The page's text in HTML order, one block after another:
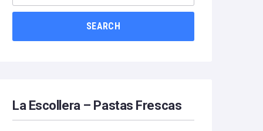
SEARCH
La Escollera – Pastas Frescas